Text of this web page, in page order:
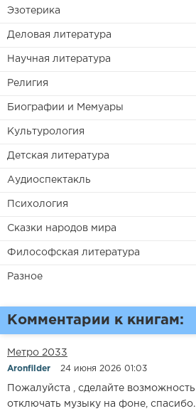
Эзотерика
Деловая литература
Научная литература
Религия
Биографии и Мемуары
Культурология
Детская литература
Аудиоспектакль
Психология
Сказки народов мира
Философская литература
Разное
Комментарии к книгам:
Метро 2033
Aronfilder 24 июня 2026 01:03
Пожалуйста , сделайте возможность
отключать музыку на фоне, спасибо.